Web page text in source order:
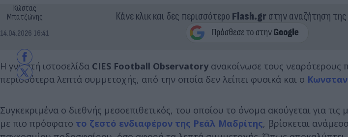
Κώστας
Μπατζώνης
14.04.2026 16:41
Κάνε κλικ και δες περισσότερο Flash.grστην αναζήτηση της
Η γνωστή ιστοσελίδα CIES Football Observatoryανακοίνωσε τους νεαρότερους
περισσότερα λεπτά συμμετοχής, από την οποία δεν λείπει φυσικά και ο
Συγκεκριμένα ο διεθνής μεσοεπιθετικός, του οποίου το όνομα ακούγεται για
με πιο πρόσφατο το ζεστό ενδιαφέρον της Ρεάλ Μαδρίτης, βρίσκεται